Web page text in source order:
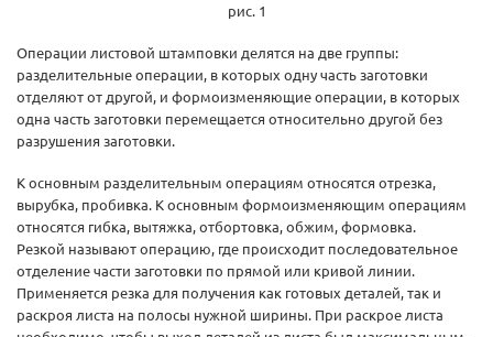
рис. 1
Операции листовой штамповки делятся на две группы:
разделительные операции, в которых одну часть заготовки
отделяют от другой, и формоизменяющие операции, в которых
одна часть заготовки перемещается относительно другой без
разрушения заготовки.
К основным разделительным операциям относятся отрезка,
вырубка, пробивка. К основным формоизменяющим операциям
относятся гибка, вытяжка, отбортовка, обжим, формовка.
Резкой называют операцию, где происходит последовательное
отделение части заготовки по прямой или кривой линии.
Применяется резка для получения как готовых деталей, так и
раскроя листа на полосы нужной ширины. При раскрое листа